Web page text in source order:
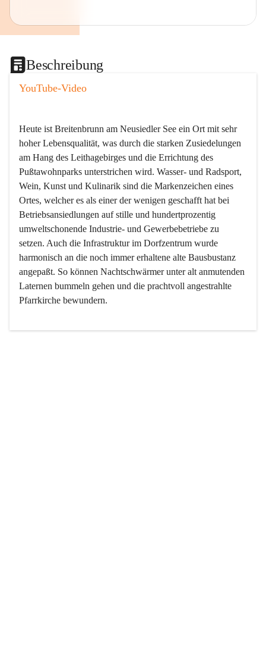
Beschreibung
YouTube-Video
Heute ist Breitenbrunn am Neusiedler See ein Ort mit sehr
hoher Lebensqualität, was durch die starken Zusiedelungen
am Hang des Leithagebirges und die Errichtung des
Pußtawohnparks unterstrichen wird. Wasser- und Radsport,
Wein, Kunst und Kulinarik sind die Markenzeichen eines
Ortes, welcher es als einer der wenigen geschafft hat bei
Betriebsansiedlungen auf stille und hundertprozentig
umweltschonende Industrie- und Gewerbebetriebe zu
setzen. Auch die Infrastruktur im Dorfzentrum wurde
harmonisch an die noch immer erhaltene alte Bausbustanz
angepaßt. So können Nachtschwärmer unter alt anmutenden
Laternen bummeln gehen und die prachtvoll angestrahlte
Pfarrkirche bewundern.
Der Weinbau dominert heute nicht mehr, ist aber integrativer